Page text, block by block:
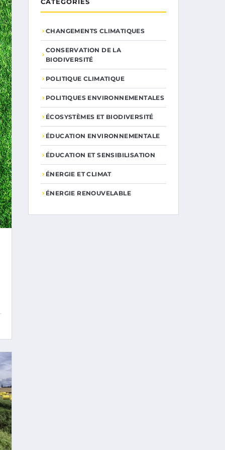
CHANGEMENTS CLIMATIQUES
CONSERVATION DE LA
BIODIVERSITÉ
POLITIQUE CLIMATIQUE
POLITIQUES ENVIRONNEMENTALES
ÉCOSYSTÈMES ET BIODIVERSITÉ
ÉDUCATION ENVIRONNEMENTALE
ÉDUCATION ET SENSIBILISATION
ÉNERGIE ET CLIMAT
ÉNERGIE RENOUVELABLE